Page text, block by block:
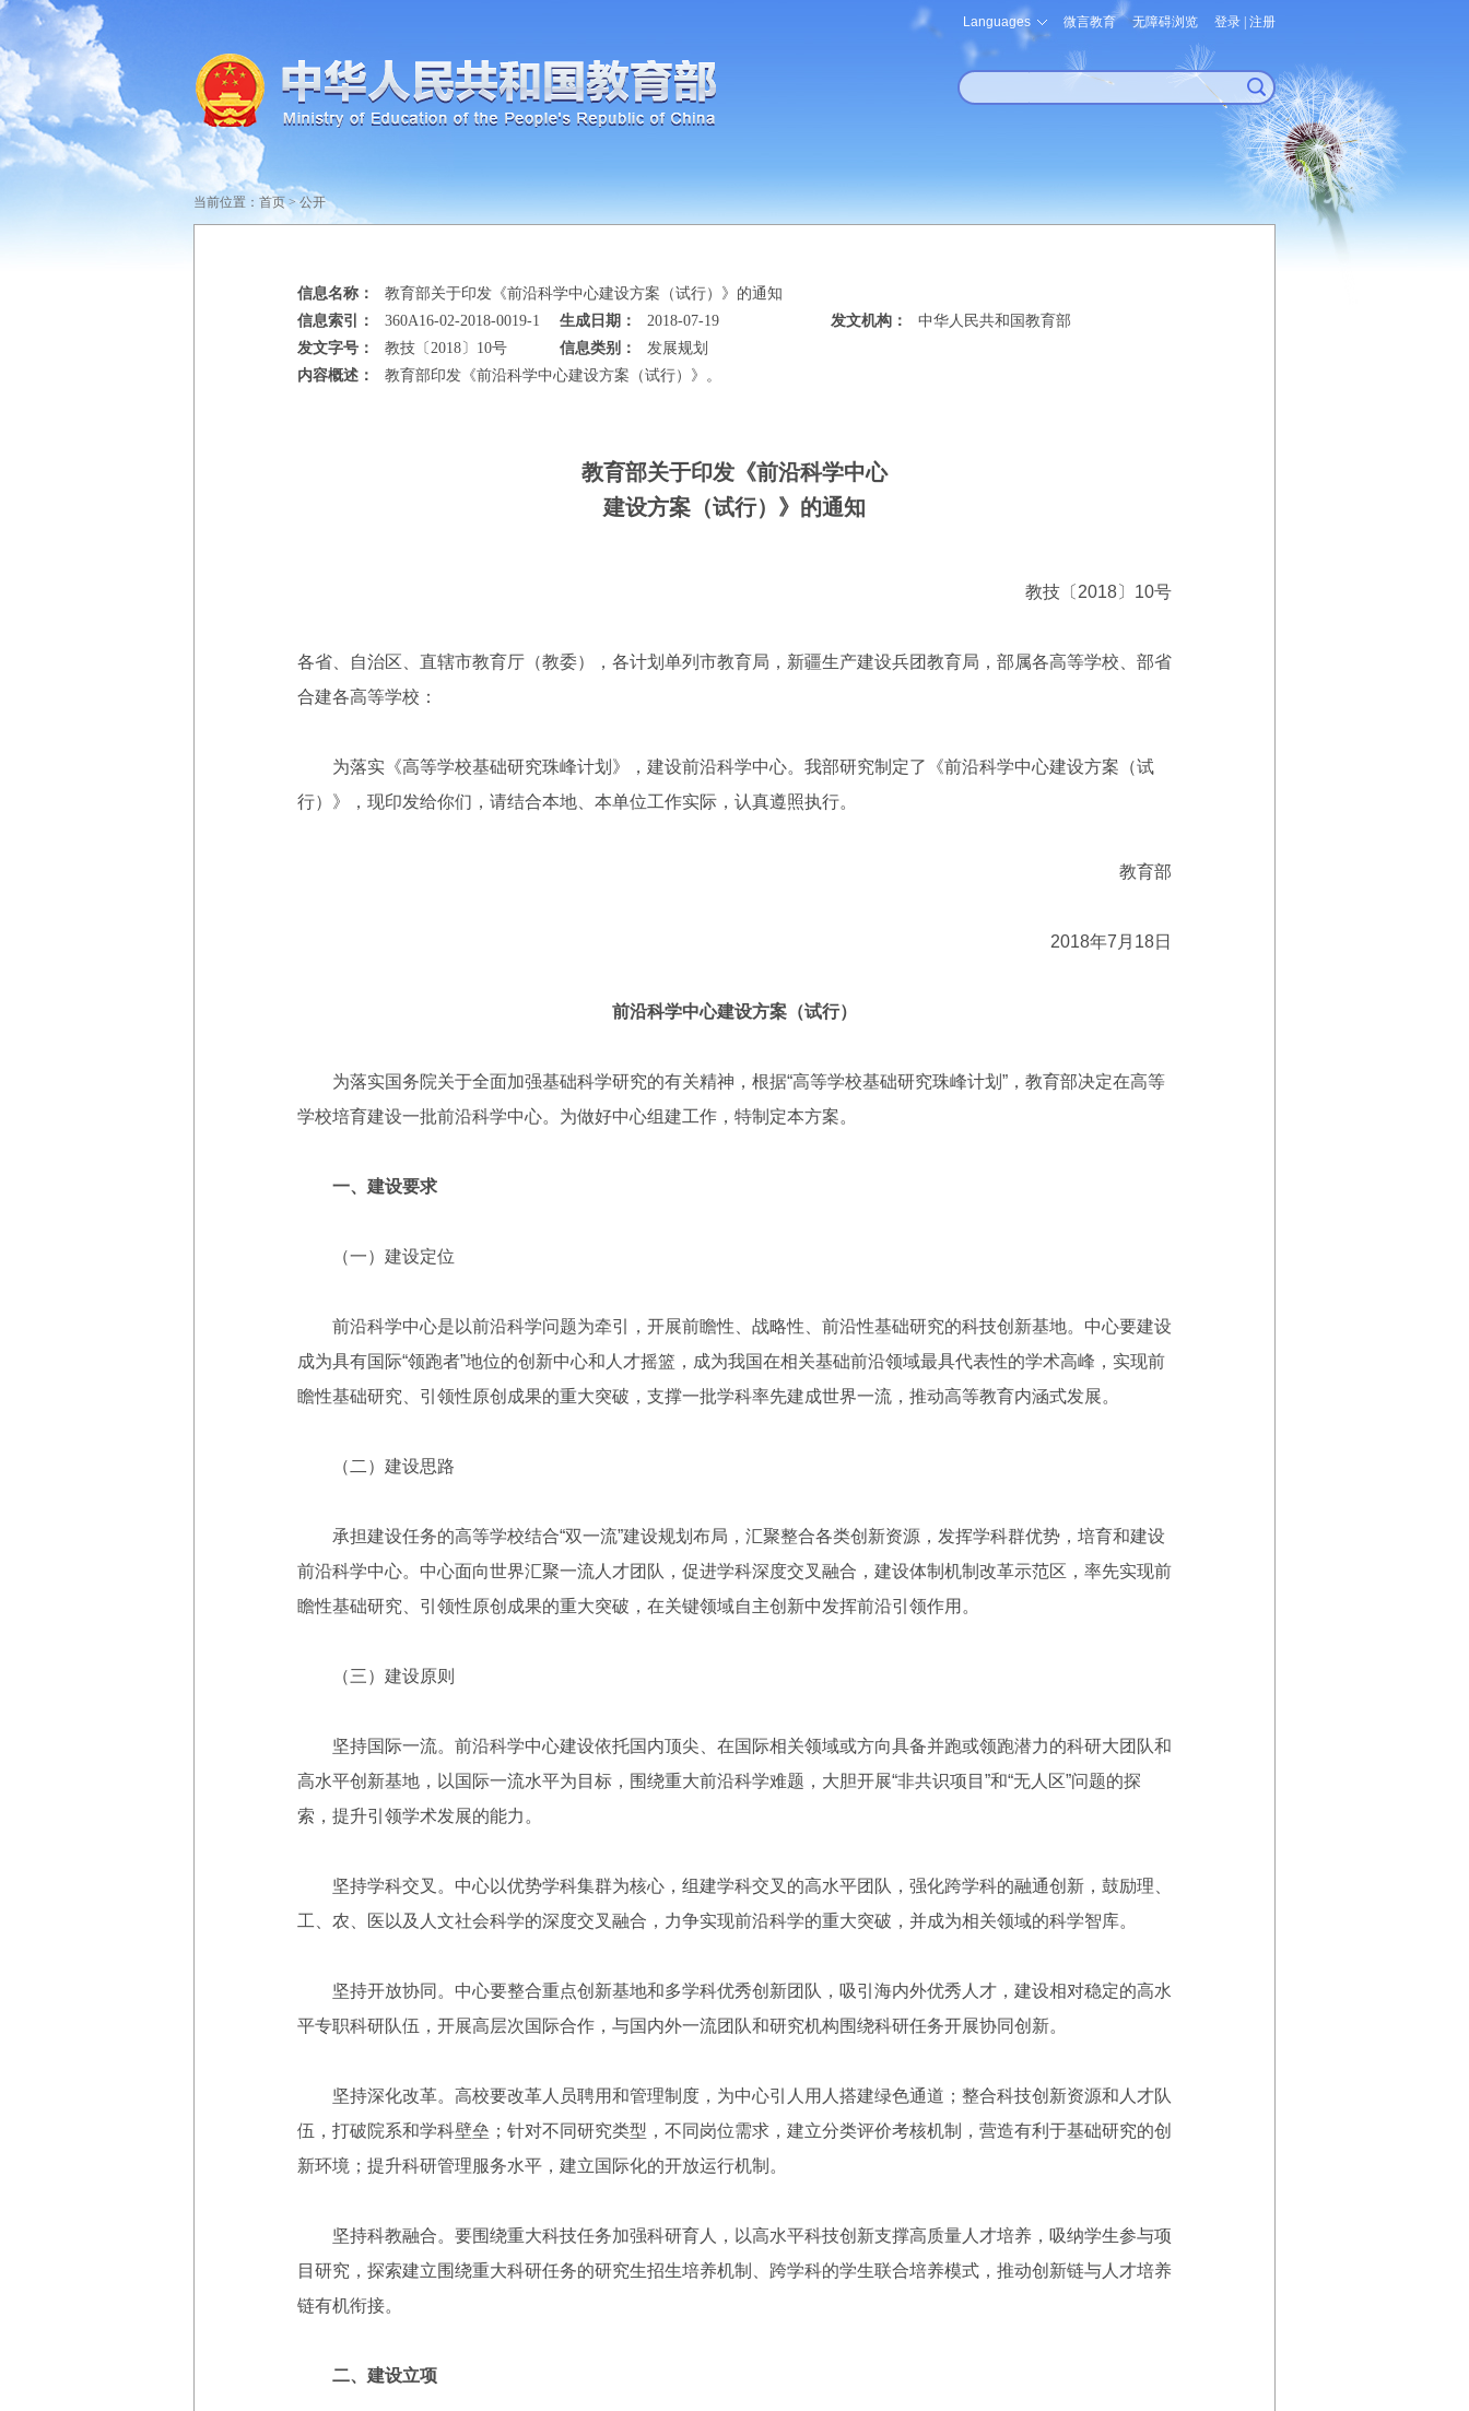
Languages 微言教育 无障碍浏览 登录 注册
当前位置： 首页>公开
信息名称：
教育部关于印发《前沿科学中心建设方案（试行）》的通知
信息索引：
360A16-02-2018-0019-1 生成日期： 2018-07-19 发文机构：
中华人民共和国教育部
发文字号：
教技〔2018〕10号 信息类别：
发展规划
内容概述：
教育部印发《前沿科学中心建设方案（试行）》。
教育部关于印发《前沿科学中心
建设方案（试行）》的通知
教技〔2018〕10号
各省、自治区、直辖市教育厅（教委），各计划单列市教育局，新疆生产建设兵团教育局，部属各高等学校、部省
合建各高等学校：
为落实《高等学校基础研究珠峰计划》，建设前沿科学中心。我部研究制定了《前沿科学中心建设方案（试
行）》，现印发给你们，请结合本地、本单位工作实际，认真遵照执行。
教育部
2018年7月18日
前沿科学中心建设方案（试行）
为落实国务院关于全面加强基础科学研究的有关精神，根据“高等学校基础研究珠峰计划”，教育部决定在高等
学校培育建设一批前沿科学中心。为做好中心组建工作，特制定本方案。
一、建设要求
（一）建设定位
前沿科学中心是以前沿科学问题为牵引，开展前瞻性、战略性、前沿性基础研究的科技创新基地。中心要建设
成为具有国际“领跑者”地位的创新中心和人才摇篮，成为我国在相关基础前沿领域最具代表性的学术高峰，实现前
瞻性基础研究、引领性原创成果的重大突破，支撑一批学科率先建成世界一流，推动高等教育内涵式发展。
（二）建设思路
承担建设任务的高等学校结合“双一流”建设规划布局，汇聚整合各类创新资源，发挥学科群优势，培育和建设
前沿科学中心。中心面向世界汇聚一流人才团队，促进学科深度交叉融合，建设体制机制改革示范区，率先实现前
瞻性基础研究、引领性原创成果的重大突破，在关键领域自主创新中发挥前沿引领作用。
（三）建设原则
坚持国际一流。前沿科学中心建设依托国内顶尖、在国际相关领域或方向具备并跑或领跑潜力的科研大团队和
高水平创新基地，以国际一流水平为目标，围绕重大前沿科学难题，大胆开展“非共识项目”和“无人区”问题的探
索，提升引领学术发展的能力。
坚持学科交叉。中心以优势学科集群为核心，组建学科交叉的高水平团队，强化跨学科的融通创新，鼓励理、
工、农、医以及人文社会科学的深度交叉融合，力争实现前沿科学的重大突破，并成为相关领域的科学智库。
坚持开放协同。中心要整合重点创新基地和多学科优秀创新团队，吸引海内外优秀人才，建设相对稳定的高水
平专职科研队伍，开展高层次国际合作，与国内外一流团队和研究机构围绕科研任务开展协同创新。
坚持深化改革。高校要改革人员聘用和管理制度，为中心引人用人搭建绿色通道；整合科技创新资源和人才队
伍，打破院系和学科壁垒；针对不同研究类型，不同岗位需求，建立分类评价考核机制，营造有利于基础研究的创
新环境；提升科研管理服务水平，建立国际化的开放运行机制。
坚持科教融合。要围绕重大科技任务加强科研育人，以高水平科技创新支撑高质量人才培养，吸纳学生参与项
目研究，探索建立围绕重大科研任务的研究生招生培养机制、跨学科的学生联合培养模式，推动创新链与人才培养
链有机衔接。
二、建设立项